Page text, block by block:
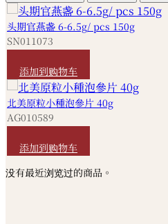
头期官燕盏 6-6.5g/ pcs 150g
SN011073
添加到购物车
北美原粒小種泡參片 40g
AG010589
添加到购物车
没有最近浏览过的商品。